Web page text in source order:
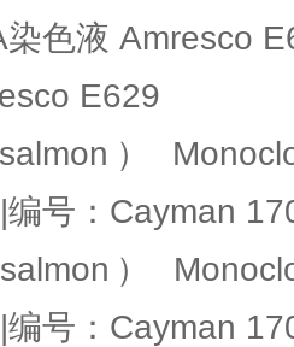
色液 Amresco
E629
）
号：Cayman
）
编号：Cayman